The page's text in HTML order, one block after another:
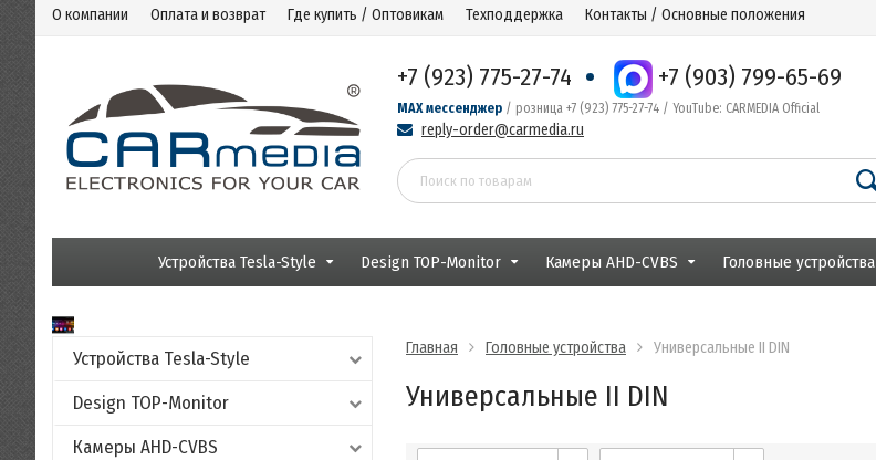
О компании Оплата и возврат Где купить / Оптовикам Техподдержка Контакты / Основные положения
+7 (923) 775-27-74 +7 (903) 799-65-69
MAX мессенджер / розница +7 (923) 775-27-74 / YouTube: CARMEDIA Official
reply-order@carmedia.ru
Устройства Tesla-Style Design TOP-Monitor Камеры AHD-CVBS Головные устройства
Устройства Tesla-Style
Design TOP-Monitor
Камеры AHD-CVBS
Главная Головные устройства Универсальные II DIN
Универсальные II DIN